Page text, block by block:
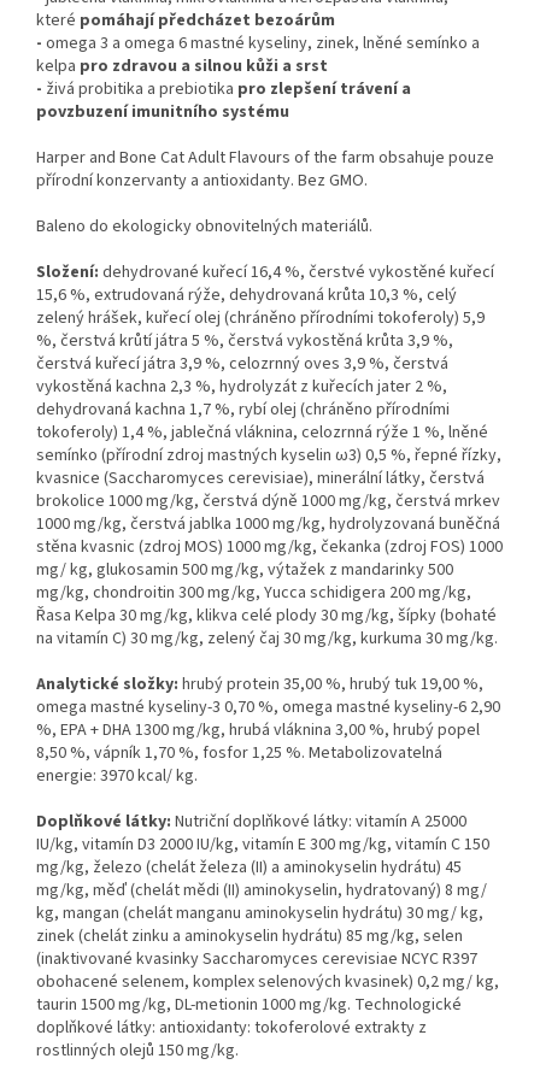
které pomáhají předcházet bezoárům
- omega 3 a omega 6 mastné kyseliny, zinek, lněné semínko a
kelpa pro zdravou a silnou kůži a srst
- živá probitika a prebiotika pro zlepšení trávení a
povzbuzení imunitního systému
Harper and Bone Cat Adult Flavours of the farm obsahuje pouze
přírodní konzervanty a antioxidanty. Bez GMO.
Baleno do ekologicky obnovitelných materiálů.
Složení: dehydrované kuřecí 16,4 %, čerstvé vykostěné kuřecí
15,6 %, extrudovaná rýže, dehydrovaná krůta 10,3 %, celý
zelený hrášek, kuřecí olej (chráněno přírodními tokoferoly) 5,9
%, čerstvá krůtí játra 5 %, čerstvá vykostěná krůta 3,9 %,
čerstvá kuřecí játra 3,9 %, celozrnný oves 3,9 %, čerstvá
vykostěná kachna 2,3 %, hydrolyzát z kuřecích jater 2 %,
dehydrovaná kachna 1,7 %, rybí olej (chráněno přírodními
tokoferoly) 1,4 %, jablečná vláknina, celozrnná rýže 1 %, lněné
semínko (přírodní zdroj mastných kyselin ω3) 0,5 %, řepné řízky,
kvasnice (Saccharomyces cerevisiae), minerální látky, čerstvá
brokolice 1000 mg/kg, čerstvá dýně 1000 mg/kg, čerstvá mrkev
1000 mg/kg, čerstvá jablka 1000 mg/kg, hydrolyzovaná buněčná
stěna kvasnic (zdroj MOS) 1000 mg/kg, čekanka (zdroj FOS) 1000
mg/ kg, glukosamin 500 mg/kg, výtažek z mandarinky 500
mg/kg, chondroitin 300 mg/kg, Yucca schidigera 200 mg/kg,
Řasa Kelpa 30 mg/kg, klikva celé plody 30 mg/kg, šípky (bohaté
na vitamín C) 30 mg/kg, zelený čaj 30 mg/kg, kurkuma 30 mg/kg.
Analytické složky: hrubý protein 35,00 %, hrubý tuk 19,00 %,
omega mastné kyseliny-3 0,70 %, omega mastné kyseliny-6 2,90
%, EPA + DHA 1300 mg/kg, hrubá vláknina 3,00 %, hrubý popel
8,50 %, vápník 1,70 %, fosfor 1,25 %. Metabolizovatelná
energie: 3970 kcal/ kg.
Doplňkové látky: Nutriční doplňkové látky: vitamín A 25000
IU/kg, vitamín D3 2000 IU/kg, vitamín E 300 mg/kg, vitamín C 150
mg/kg, železo (chelát železa (II) a aminokyselin hydrátu) 45
mg/kg, měď (chelát mědi (II) aminokyselin, hydratovaný) 8 mg/
kg, mangan (chelát manganu aminokyselin hydrátu) 30 mg/ kg,
zinek (chelát zinku a aminokyselin hydrátu) 85 mg/kg, selen
(inaktivované kvasinky Saccharomyces cerevisiae NCYC R397
obohacené selenem, komplex selenových kvasinek) 0,2 mg/ kg,
taurin 1500 mg/kg, DL-metionin 1000 mg/kg. Technologické
doplňkové látky: antioxidanty: tokoferolové extrakty z
rostlinných olejů 150 mg/kg.